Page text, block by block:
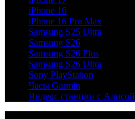
iPhone 16
iPhone 16 Pro Max
Samsung S25 Ultra
Samsung S26
Samsung S26 Plus
Samsung S26 Ultra
Sony PlayStation
Часы Garmin
Яндекс станции с Алисой